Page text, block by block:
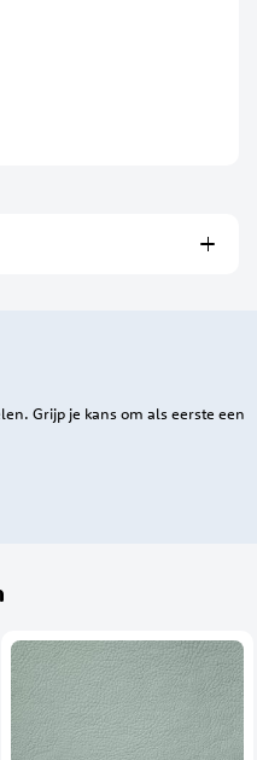
Grijp je kans om als eerste een